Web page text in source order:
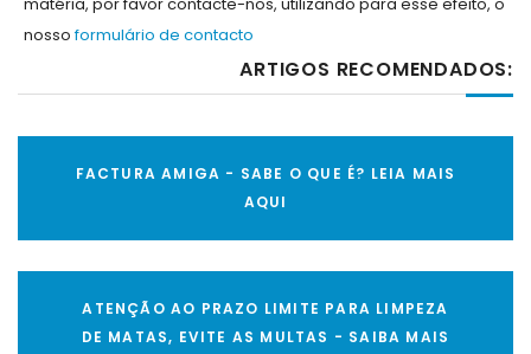
nossoformulário de contacto
ARTIGOS RECOMENDADOS:
FACTURA AMIGA - SABE O QUE É? LEIA MAIS
AQUI
ATENÇÃO AO PRAZO LIMITE PARA LIMPEZA
DE MATAS, EVITE AS MULTAS - SAIBA MAIS